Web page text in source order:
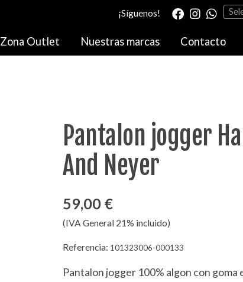
¡Síguenos!
Zona Outlet Nuestras marcas Contacto
Pantalon jogger
And Neyer
59,00 €
(IVA General 21% incluido)
Referencia: 101323006-000133
Pantalon jogger 100% algon con goma